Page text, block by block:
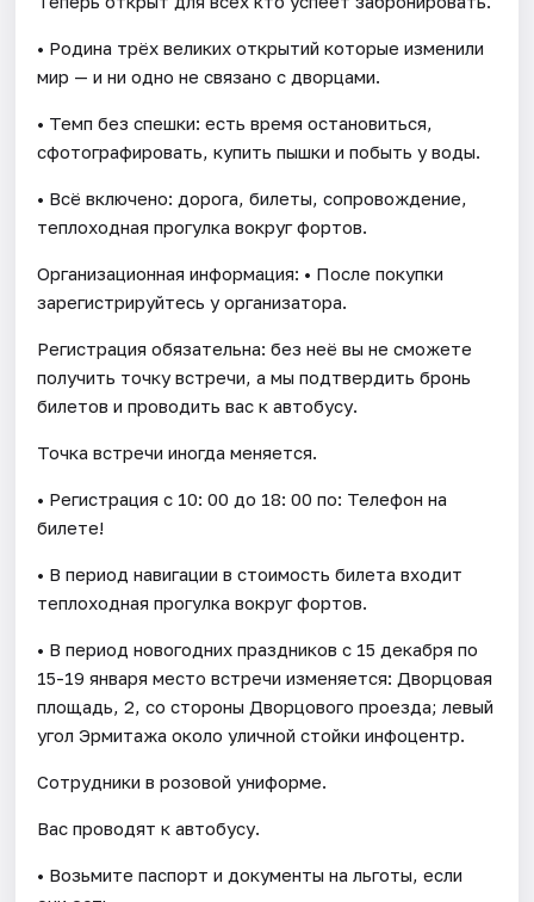
• Родина трёх великих открытий которые изменили
мир — и ни одно не связано с дворцами.
• Темп без спешки: есть время остановиться,
сфотографировать, купить пышки и побыть у воды.
• Всё включено: дорога, билеты, сопровождение,
теплоходная прогулка вокруг фортов.
Организационная информация: • После покупки
зарегистрируйтесь у организатора.
Регистрация обязательна: без неё вы не сможете
получить точку встречи, а мы подтвердить бронь
билетов и проводить вас к автобусу.
Точка встречи иногда меняется.
• Регистрация с 10: 00 до 18: 00 по: Телефон на
билете!
• В период навигации в стоимость билета входит
теплоходная прогулка вокруг фортов.
• В период новогодних праздников с 15 декабря по
15-19 января место встречи изменяется: Дворцовая
площадь, 2, со стороны Дворцового проезда; левый
угол Эрмитажа около уличной стойки инфоцентр.
Сотрудники в розовой униформе.
Вас проводят к автобусу.
• Возьмите паспорт и документы на льготы, если